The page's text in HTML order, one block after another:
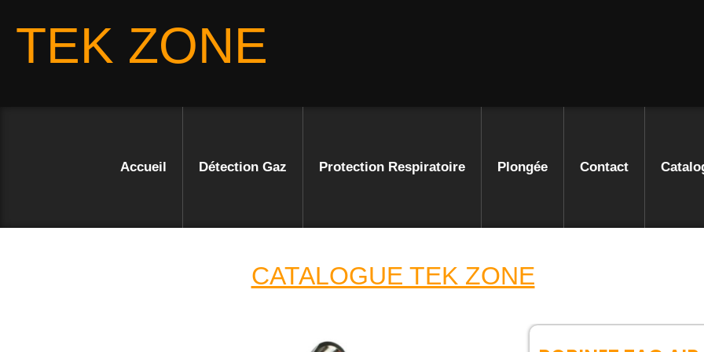
TEK ZONE
Accueil Détection Gaz Protection Respiratoire Plongée Contact
CATALOGUE TEK ZONE